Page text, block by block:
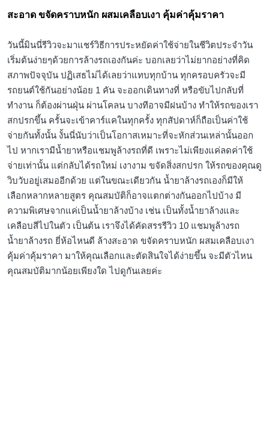
สะอาด ขจัดคราบหนัก ผสมเคลือบเงา คุ้มค่าคุ้มราคา
วันนี้มินนี่รีวิวจะมาแชร์วิธีการประหยัดค่าใช้จ่ายในชีวิตประจำวัน
เริ่มต้นง่ายๆด้วยการล้างรถเองกันค่ะ บอกเลยว่าไม่ยากอย่างที่คิด
สภาพปัจจุบัน ปฏิเสธไม่ได้เลยว่าแทบทุกบ้าน ทุกครอบครัวจะมี
รถยนต์ใช้กันอย่างน้อย 1 คัน จะออกเดินทางที่ หรือขับไปกลับที่
ทำงาน ก็ต้องผ่านฝุ่น ผ่านโคลน บางทีอาจมีฝนบ้าง ทำให้รถของเรา
สกปรกขึ้น ครั้นจะเข้าคาร์แคในทุกครั้ง ทุกสัปดาห์ก็ถือเป็นค่าใช้
จ่ายกันทั้งนั้น งั้นนี่นับว่าเป็นโอกาสเหมาะที่จะหักส่วนเหล่านั้นออก
ไป หากเรามีน้ำยาหรือแชมพูล้างรถที่ดี เพราะไม่เพียงแค่ลดค่าใช้
จ่ายเท่านั้น แต่กลับได้รถใหม่ เงางาม ขจัดสิ่งสกปรก ให้รถของคุณดู
วิบวับอยู่เสมออีกด้วย แต่ในขณะเดียวกัน น้ำยาล้างรถเองก็มีให้
เลือกหลากหลายสูตร คุณสมบัติก็อาจแตกต่างกันออกไปบ้าง มี
ความพิเศษจากแค่เป็นน้ำยาล้างบ้าง เช่น เป็นทั้งน้ำยาล้างและ
เคลือบสีไปในตัว เป็นต้น เราจึงได้คัดสรรรีวิว 10 แชมพูล้างรถ
น้ำยาล้างรถ ยี่ห้อไหนดี ล้างสะอาด ขจัดคราบหนัก ผสมเคลือบเงา
คุ้มค่าคุ้มราคา มาให้คุณเลือกและตัดสินใจได้ง่ายขึ้น จะมีตัวไหน
คุณสมบัติมากน้อยเพียงใด ไปดูกันเลยค่ะ